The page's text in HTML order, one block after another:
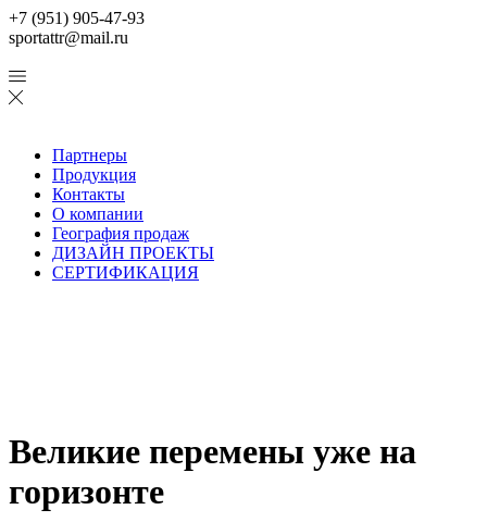
+7 (951) 905-47-93
sportattr@mail.ru
Партнеры
Продукция
Контакты
О компании
География продаж
ДИЗАЙН ПРОЕКТЫ
СЕРТИФИКАЦИЯ
Великие перемены уже на
горизонте